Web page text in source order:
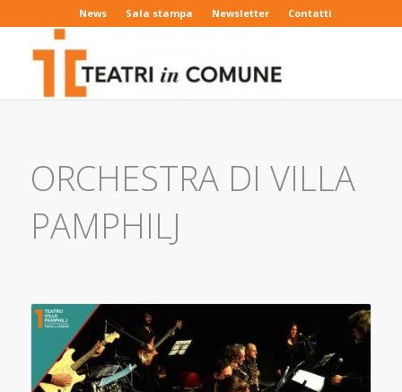
News Sala stampa Newsletter Contatti
ORCHESTRA DI VILLA
PAMPHILJ